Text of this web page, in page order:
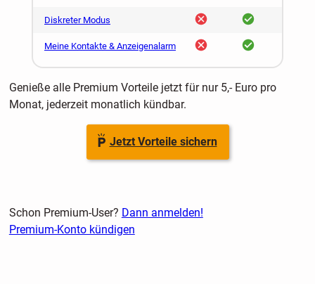
Diskreter Modus nein ja
Meine Kontakte & Anzeigenalarm nein ja
Genieße alle Premium Vorteile jetzt für nur 5,- Euro pro
Monat, jederzeit monatlich kündbar.
Jetzt Vorteile sichern
Schon Premium-User? Dann anmelden!
Premium-Konto kündigen